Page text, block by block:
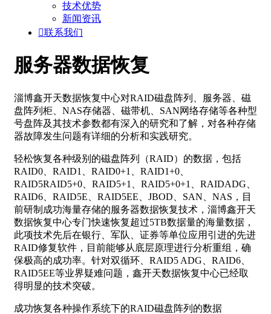
技术优势
新闻资讯
联系我们
服务器数据恢复
淄博鑫开天数据恢复中心对RAID磁盘阵列、服务器、磁
盘阵列柜、NAS存储器、磁带机、SAN网络存储等各种型
号盘阵及其技术参数都有深入的研究和了解，对各种存储
器故障发生问题有详细的分析和实践研究。
轻松恢复各种级别的磁盘阵列（RAID）的数据，包括
RAID0、RAID1、RAID0+1、RAID1+0、
RAID5RAID5+0、RAID5+1、RAID5+0+1、RAIDADG、
RAID6、RAID5E、RAID5EE、JBOD、SAN、NAS，目
前研制成功海量存储的服务器数据恢复技术，淄博鑫开天
数据恢复中心专门快速恢复超过5TB数据量的海量数据，
此项技术先后在银行、军队、证券等单位应用引进的先进
RAID修复软件，目前能够从底层原理进行分析重组，确
保极高的成功率。针对双循环、RAID5 ADG、RAID6、
RAID5EE等业界疑难问题，鑫开天数据恢复中心已经取
得明显的技术突破。
成功恢复各种操作系统下的RAID磁盘阵列的数据